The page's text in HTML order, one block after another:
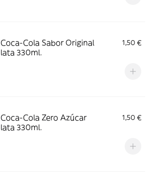
Coca-Cola Sabor Original
lata 330ml.
1,50 €
Coca-Cola Zero Azúcar
lata 330ml.
1,50 €